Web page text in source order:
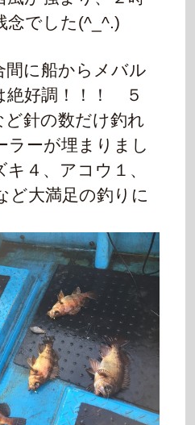
念でした(^_^.)
間に船からメバル
絶好調！！！ ５
ど針の数だけ釣れ
ラーが埋まりまし
４、アコウ１、
ど大満足の釣りに